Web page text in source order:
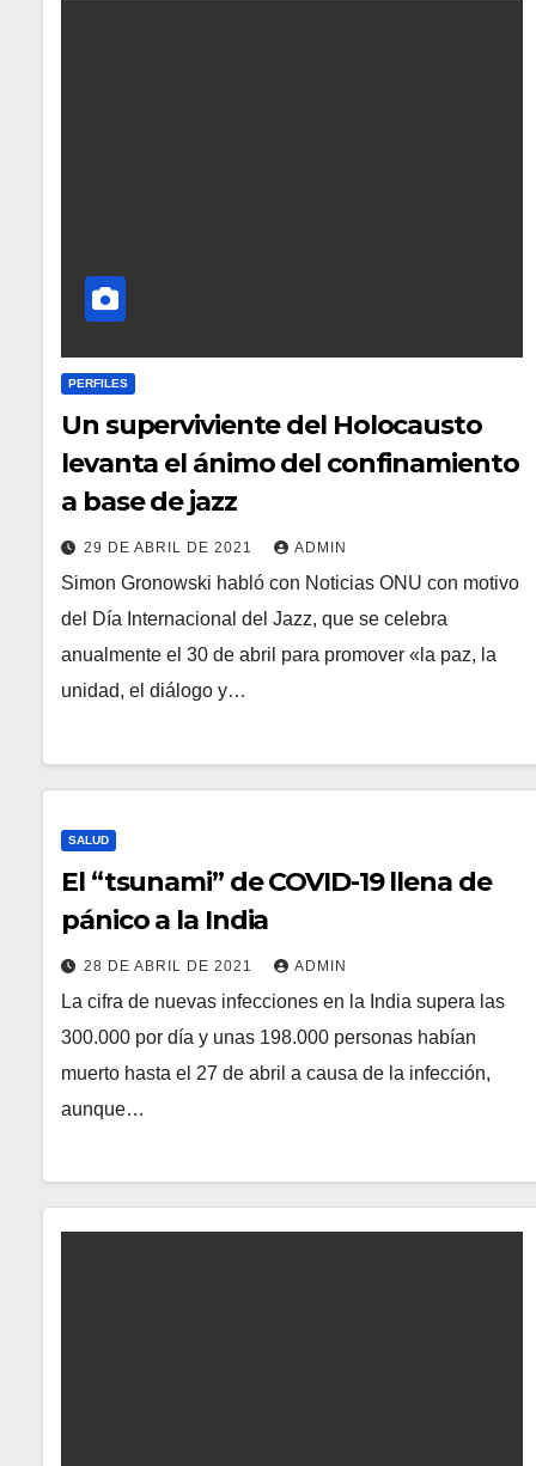
PERFILES
Un superviviente del Holocausto
levanta el ánimo del confinamiento
a base de jazz
29 DE ABRIL DE 2021 ADMIN
Simon Gronowski habló con Noticias ONU con motivo
del Día Internacional del Jazz, que se celebra
anualmente el 30 de abril para promover «la paz, la
unidad, el diálogo y…
SALUD
El “tsunami” de COVID-19 llena de
pánico a la India
28 DE ABRIL DE 2021 ADMIN
La cifra de nuevas infecciones en la India supera las
300.000 por día y unas 198.000 personas habían
muerto hasta el 27 de abril a causa de la infección,
aunque…